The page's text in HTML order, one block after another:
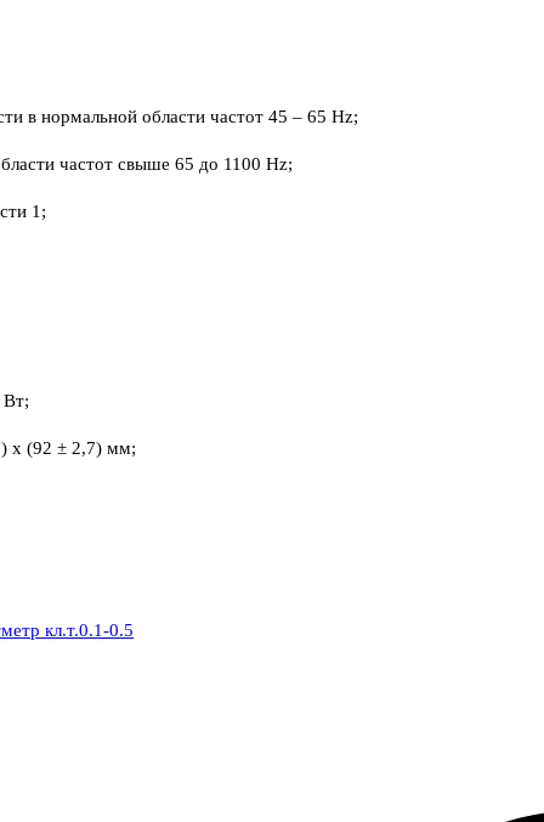
в нормальной области частот 45 – 65 Hz;
частот свыше 65 до 1100 Hz;
1;
Вт;
х (92 ± 2,7) мм;
кл.т.0.1-0.5